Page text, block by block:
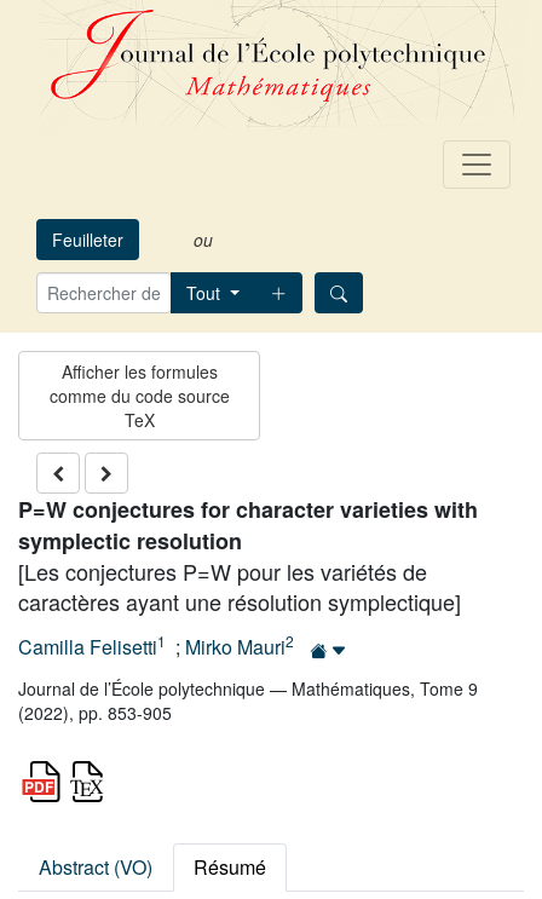
Feuilleter ou
Tout
P=W conjectures for character varieties with
symplectic resolution
[Les conjectures P=W pour les variétés de
caractères ayant une résolution symplectique]
Camilla Felisetti1 ; Mirko Mauri2
Journal de l’École polytechnique — Mathématiques, Tome 9
(2022), pp. 853-905
Abstract (VO) Résumé